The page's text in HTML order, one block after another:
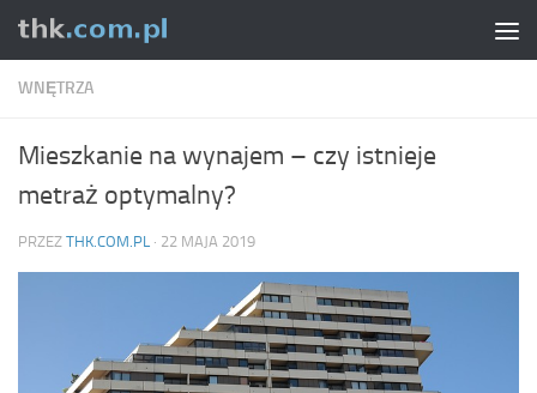
Skip to content
WNĘTRZA
Mieszkanie na wynajem – czy istnieje
metraż optymalny?
PRZEZ THK.COM.PL · 22 MAJA 2019